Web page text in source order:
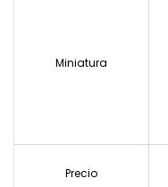
Miniatura
Precio